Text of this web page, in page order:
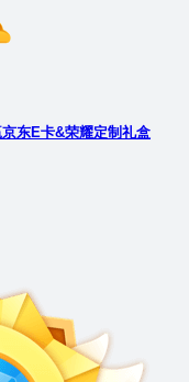
东E卡&荣耀定制礼盒